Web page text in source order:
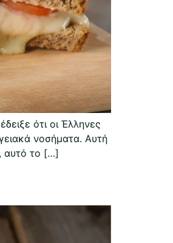
ότι οι Έλληνες
νοσήματα. Αυτή
αυτό το […]